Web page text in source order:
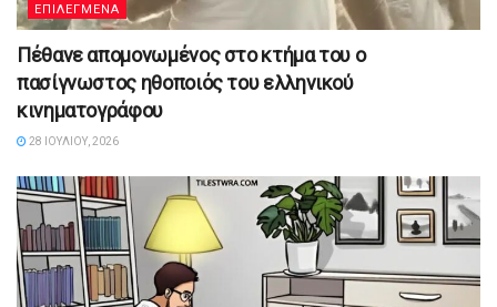
ΕΠΙΛΕΓΜΕΝΑ
Πέθανε απομονωμένος στο κτήμα του ο
πασίγνωστος ηθοποιός του ελληνικού
κινηματογράφου
28 ΙΟΥΛΊΟΥ, 2026